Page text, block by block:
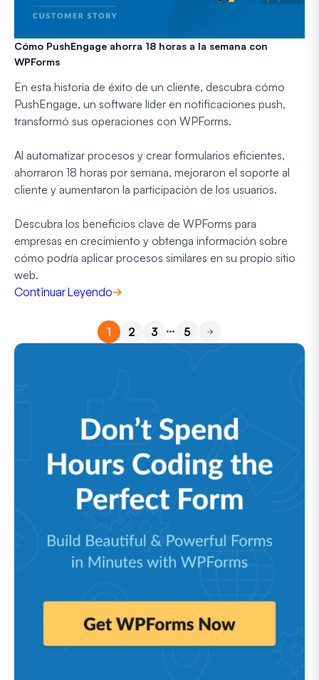
Cómo PushEngage ahorra 18 horas a la semana con
WPForms
En esta historia de éxito de un cliente, descubra cómo
PushEngage, un software líder en notificaciones push,
transformó sus operaciones con WPForms.
Al automatizar procesos y crear formularios eficientes,
ahorraron 18 horas por semana, mejoraron el soporte al
cliente y aumentaron la participación de los usuarios.
Descubra los beneficios clave de WPForms para
empresas en crecimiento y obtenga información sobre
cómo podría aplicar procesos similares en su propio sitio
web.
Continuar Leyendo
1 2 3 …
5